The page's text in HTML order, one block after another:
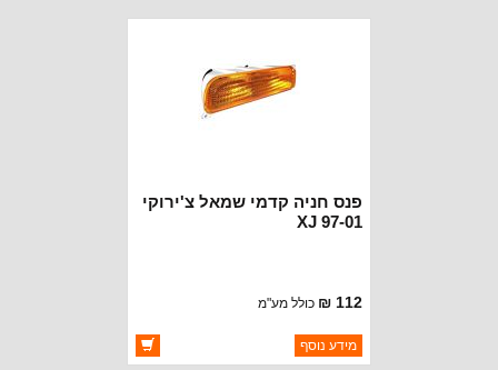
פנס חניה קדמי שמאל צ'ירוקי
XJ 97-01
112 ₪ כולל מע"מ
ברקוד: 55055143
יצרן:DEPO
מידע נוסף